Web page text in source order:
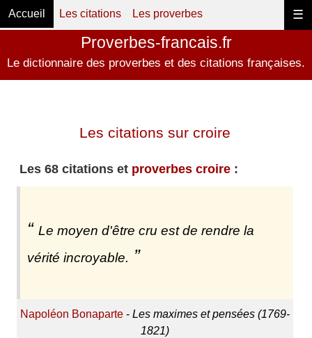
☰
Accueil Les citations Les proverbes
Proverbes-francais.fr
Le dictionnaire des proverbes et des citations françaises.
Les citations sur croire
Les 68 citations et proverbes croire:
Le moyen d'être cru est de rendre la
vérité incroyable.
Napoléon Bonaparte- Les maximes et pensées (1769-
1821)